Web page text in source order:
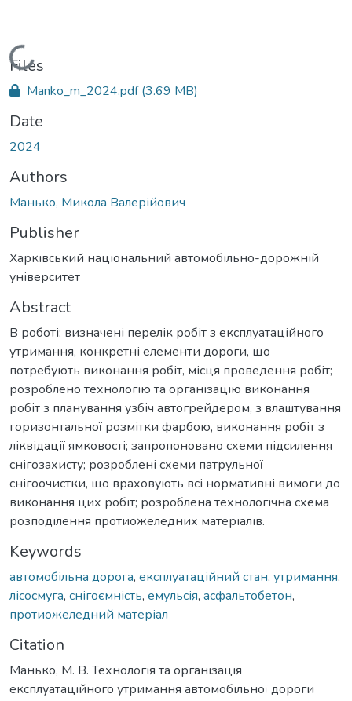
Loading...
Files
Manko_m_2024.pdf(3.69 MB)
Date
2024
Authors
Манько, Микола Валерійович
Publisher
Харківський національний автомобільно-дорожній
університет
Abstract
В роботі: визначені перелік робіт з експлуатаційного
утримання, конкретні елементи дороги, що
потребують виконання робіт, місця проведення робіт;
розроблено технологію та організацію виконання
робіт з планування узбіч автогрейдером, з влаштування
горизонтальної розмітки фарбою, виконання робіт з
ліквідації ямковості; запропоновано схеми підсилення
снігозахисту; розроблені схеми патрульної
снігоочистки, що враховують всі нормативні вимоги до
виконання цих робіт; розроблена технологічна схема
розподілення протиожеледних матеріалів.
Keywords
автомобільна дорога, експлуатаційний стан, утримання,
лісосмуга, снігоємність, емульсія, асфальтобетон,
протиожеледний матеріал
Citation
Манько, М. В. Технологія та організація
експлуатаційного утримання автомобільної дороги